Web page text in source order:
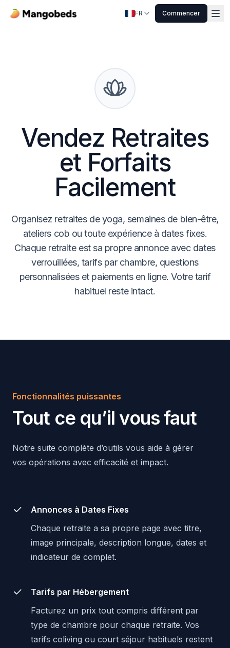
FR Commencer
Vendez Retraites
et Forfaits
Facilement
Organisez retraites de yoga, semaines de bien-être,
ateliers cob ou toute expérience à dates fixes.
Chaque retraite est sa propre annonce avec dates
verrouillées, tarifs par chambre, questions
personnalisées et paiements en ligne. Votre tarif
habituel reste intact.
Fonctionnalités puissantes
Tout ce qu’il vous faut
Notre suite complète d’outils vous aide à gérer
vos opérations avec efficacité et impact.
Annonces à Dates Fixes
Chaque retraite a sa propre page avec titre,
image principale, description longue, dates et
indicateur de complet.
Tarifs par Hébergement
Facturez un prix tout compris différent par
type de chambre pour chaque retraite. Vos
tarifs coliving ou court séjour habituels restent